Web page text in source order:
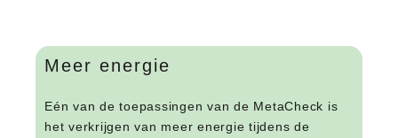
Meer energie
Eén van de toepassingen van de MetaCheck is
het verkrijgen van meer energie tijdens de